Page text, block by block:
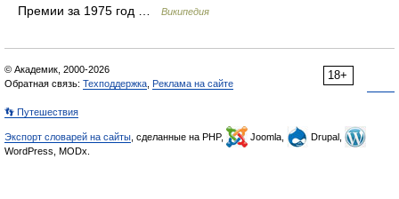
Премии за 1975 год …
Википедия
18+
© Академик, 2000-2026
Обратная связь: Техподдержка Реклама на сайте
👣 Путешествия
Экспорт словарей на сайты , сделанные на PHP, Joomla,
Drupal,
WordPress, MODx.